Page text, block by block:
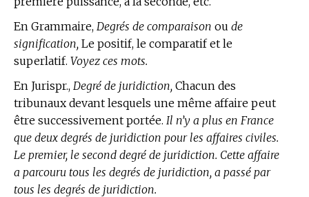
En Grammaire, Degrés de comparaison ou de
signification, Le positif, le comparatif et le
superlatif. Voyez ces mots.
En Jurispr., Degré de juridiction, Chacun des
tribunaux devant lesquels une même affaire peut
être successivement portée. Il n’y a plus en France
que deux degrés de juridiction pour les affaires civiles.
Le premier, le second degré de juridiction. Cette affaire
a parcouru tous les degrés de juridiction, a passé par
tous les degrés de juridiction.